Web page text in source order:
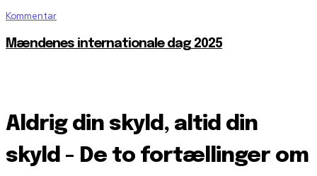
Kommentar
Mændenes internationale dag 2025
Aldrig din skyld, altid din
skyld - De to fortællinger om